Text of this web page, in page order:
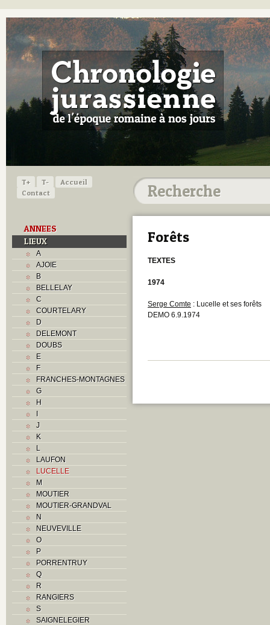
T+ T-
Accueil
Contact
ANNEES
LIEUX
A
AJOIE
B
BELLELAY
C
COURTELARY
D
DELEMONT
DOUBS
E
F
FRANCHES-MONTAGNES
G
H
I
J
K
L
LAUFON
LUCELLE
M
MOUTIER
MOUTIER-GRANDVAL
N
NEUVEVILLE
O
P
PORRENTRUY
Q
R
RANGIERS
S
SAIGNELEGIER
Forêts
TEXTES
1974
Serge Comte : Lucelle et ses forêts
DEMO 6.9.1974